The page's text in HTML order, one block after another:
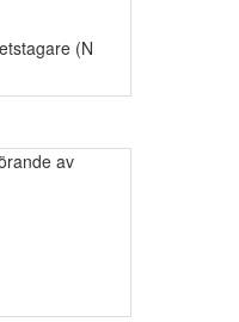
(N
av